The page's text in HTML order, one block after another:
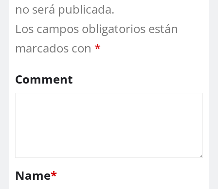
no será publicada.
Los campos obligatorios están
marcados con *
Comment
Name*